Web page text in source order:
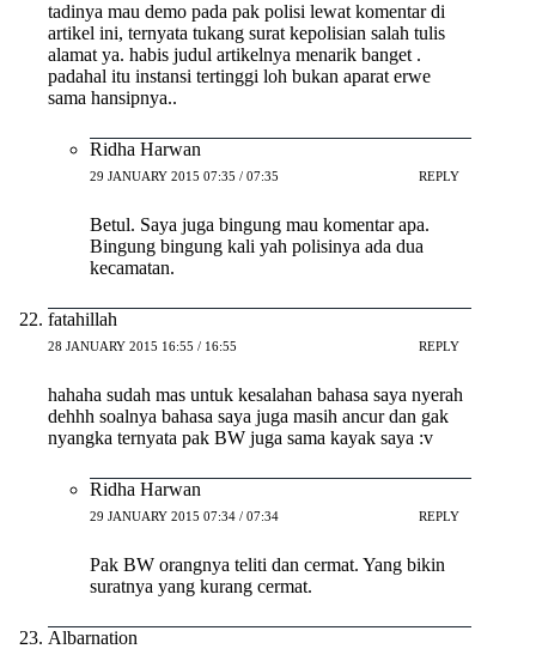
tadinya mau demo pada pak polisi lewat komentar di
artikel ini, ternyata tukang surat kepolisian salah tulis
alamat ya. habis judul artikelnya menarik banget .
padahal itu instansi tertinggi loh bukan aparat erwe
sama hansipnya..
Ridha Harwan
29 JANUARY 2015 07:35 / 07:35 REPLY
Betul. Saya juga bingung mau komentar apa.
Bingung bingung kali yah polisinya ada dua
kecamatan.
fatahillah
28 JANUARY 2015 16:55 / 16:55 REPLY
hahaha sudah mas untuk kesalahan bahasa saya nyerah
dehhh soalnya bahasa saya juga masih ancur dan gak
nyangka ternyata pak BW juga sama kayak saya :v
Ridha Harwan
29 JANUARY 2015 07:34 / 07:34 REPLY
Pak BW orangnya teliti dan cermat. Yang bikin
suratnya yang kurang cermat.
Albarnation